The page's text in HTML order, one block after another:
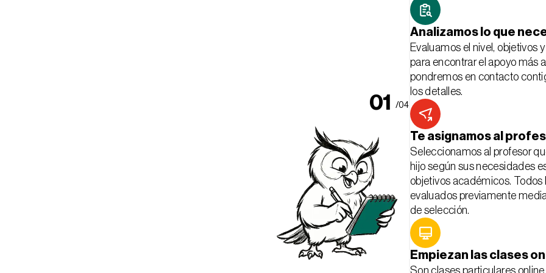
01
02
03
04
05
/04
Analizamos lo que
Evaluamos el nivel, objetivos
para encontrar el apoyo más
pondremos en contacto
los detalles.
Te asignamos al
Seleccionamos al profesor
hijo según sus necesidades
objetivos académicos. Todos
evaluados previamente
de selección.
Empiezan las clases
Son clases particulares